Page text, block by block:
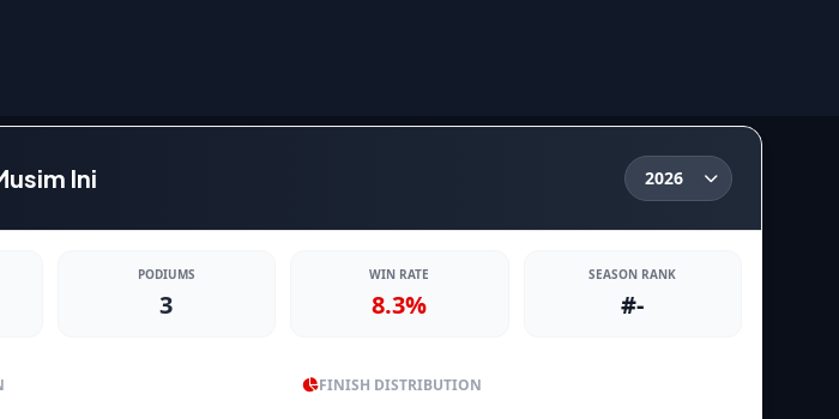
Ini
PODIUMS
3
WIN RATE
8.3%
SEASON RANK
#-
FINISH DISTRIBUTION